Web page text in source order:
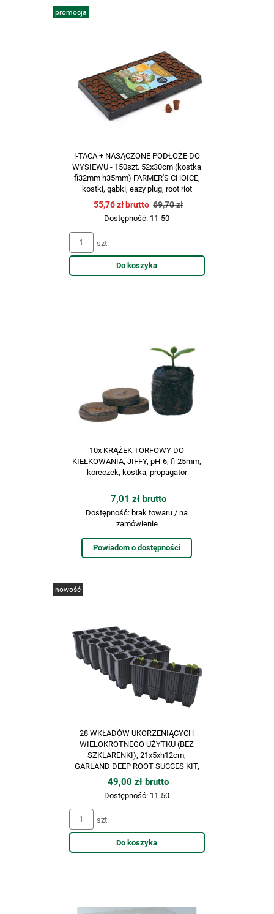
!-TACA + NASĄCZONE PODŁOŻE DO
WYSIEWU - 150szt. 52x30cm (kostka
fi32mm h35mm) FARMER'S CHOICE,
kostki, gąbki, eazy plug, root riot
55,76 zł brutto 69,70 zł
Dostępność: 11-50
szt.
Do koszyka
promocja
10x KRĄŻEK TORFOWY DO
KIEŁKOWANIA, JIFFY, pH-6, fi-25mm,
koreczek, kostka, propagator
7,01 zł brutto
Dostępność: brak towaru / na
zamówienie
Powiadom o dostępności
28 WKŁADÓW UKORZENIĄCYCH
WIELOKROTNEGO UŻYTKU (BEZ
SZKLARENKI), 21x5xh12cm,
GARLAND DEEP ROOT SUCCES KIT,
49,00 zł brutto
Dostępność: 11-50
szt.
Do koszyka
nowość